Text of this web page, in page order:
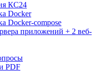
КС24
Docker
Docker-compose
приложений + 2 веб-
PDF